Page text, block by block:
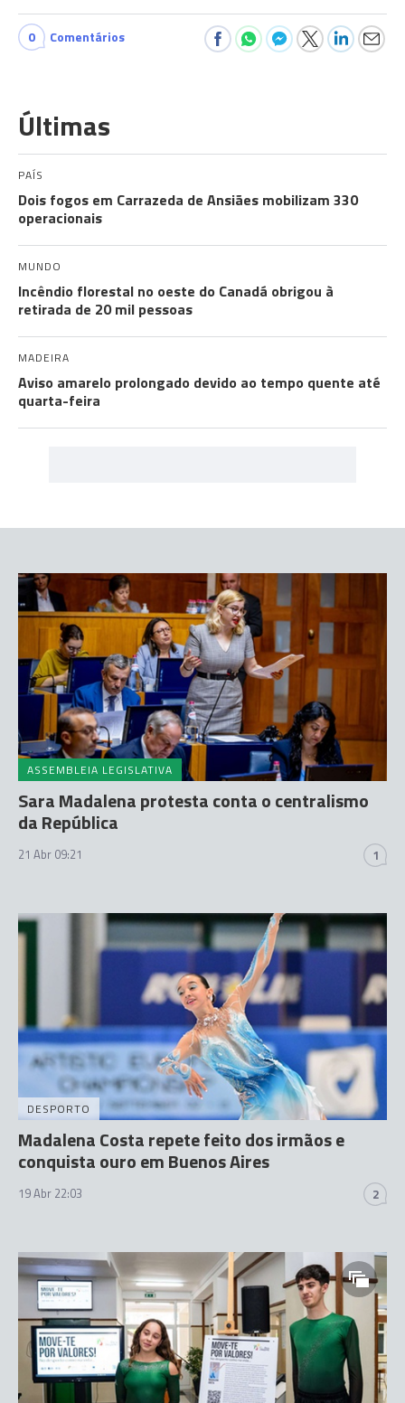
0 Comentários
Últimas
PAÍS
Dois fogos em Carrazeda de Ansiães mobilizam 330
operacionais
MUNDO
Incêndio florestal no oeste do Canadá obrigou à
retirada de 20 mil pessoas
MADEIRA
Aviso amarelo prolongado devido ao tempo quente até
quarta-feira
ASSEMBLEIA LEGISLATIVA
Sara Madalena protesta conta o centralismo
da República
21 Abr 09:21 1
DESPORTO
Madalena Costa repete feito dos irmãos e
conquista ouro em Buenos Aires
19 Abr 22:03 2